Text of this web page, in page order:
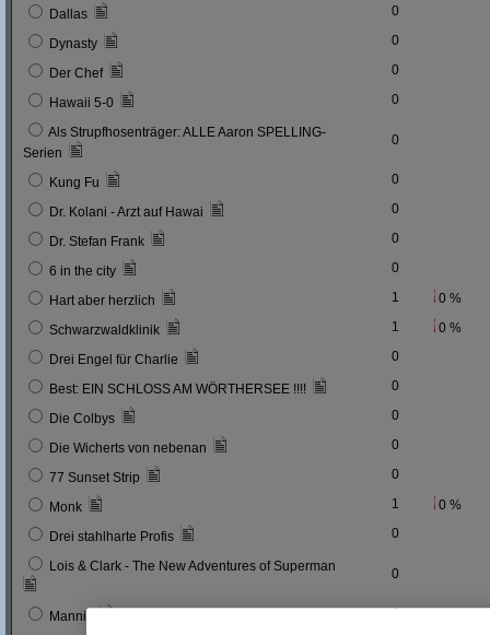
Dallas 0
Dynasty 0
Der Chef 0
Hawaii 5-0 0
Als Strupfhosenträger: ALLE Aaron SPELLING-
Serien
0
Kung Fu 0
Dr. Kolani - Arzt auf Hawai 0
Dr. Stefan Frank 0
6 in the city 0
Hart aber herzlich 1 0 %
Schwarzwaldklinik 1 0 %
Drei Engel für Charlie 0
Best: EIN SCHLOSS AM WÖRTHERSEE !!!! 0
Die Colbys 0
Die Wicherts von nebenan 0
77 Sunset Strip 0
Monk 1 0 %
Drei stahlharte Profis 0
Lois & Clark - The New Adventures of Superman 0
Mannix 0